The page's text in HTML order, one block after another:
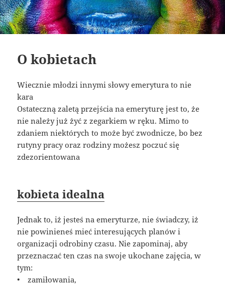
O kobietach
Wiecznie młodzi innymi słowy emerytura to nie
kara
Ostateczną zaletą przejścia na emeryturę jest to, że
nie należy już żyć z zegarkiem w ręku. Mimo to
zdaniem niektórych to może być zwodnicze, bo bez
rutyny pracy oraz rodziny możesz poczuć się
zdezorientowana
kobieta idealna
Jednak to, iż jesteś na emeryturze, nie świadczy, iż
nie powinieneś mieć interesujących planów i
organizacji odrobiny czasu. Nie zapominaj, aby
przeznaczać ten czas na swoje ukochane zajęcia, w
tym:
• zamiłowania,